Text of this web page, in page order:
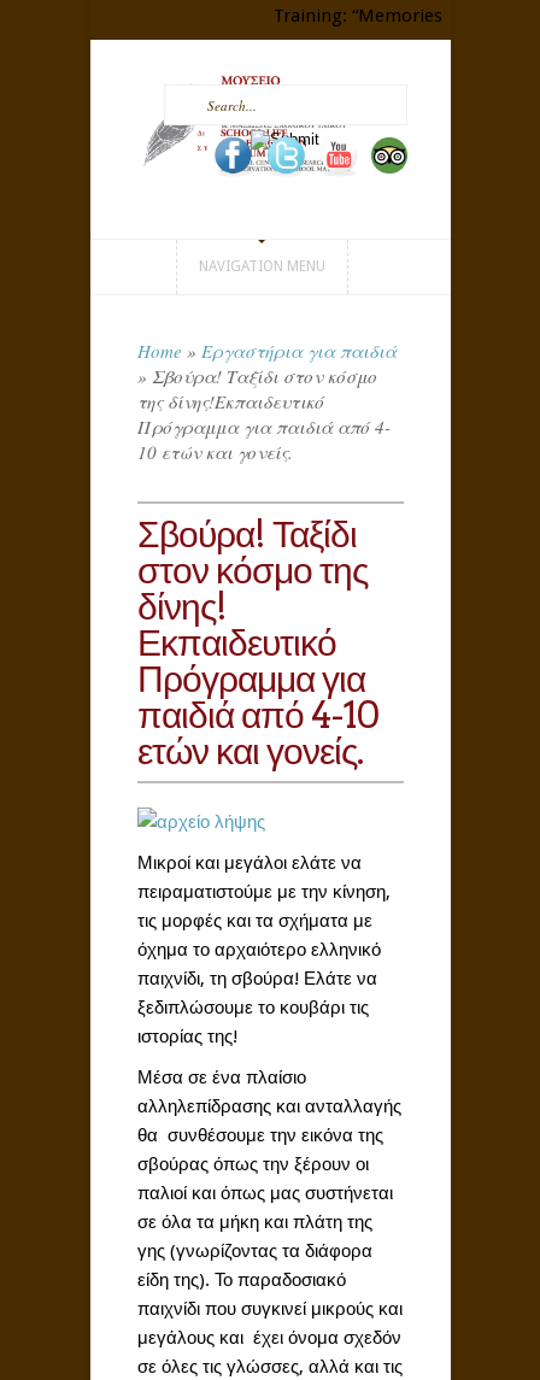
Training: “Memories that
NAVIGATION MENU
Home » Εργαστήρια για παιδιά
» Σβούρα! Ταξίδι στον κόσμο
της δίνης!Εκπαιδευτικό
Πρόγραμμα για παιδιά από 4-
10 ετών και γονείς.
Σβούρα! Ταξίδι
στον κόσμο της
δίνης!
Εκπαιδευτικό
Πρόγραμμα για
παιδιά από 4-10
ετών και γονείς.
Μικροί και μεγάλοι ελάτε να
πειραματιστούμε με την κίνηση,
τις μορφές και τα σχήματα με
όχημα το αρχαιότερο ελληνικό
παιχνίδι, τη σβούρα! Ελάτε να
ξεδιπλώσουμε το κουβάρι τις
ιστορίας της!
Μέσα σε ένα πλαίσιο
αλληλεπίδρασης και ανταλλαγής
θα συνθέσουμε την εικόνα της
σβούρας όπως την ξέρουν οι
παλιοί και όπως μας συστήνεται
σε όλα τα μήκη και πλάτη της
γης (γνωρίζοντας τα διάφορα
είδη της). Το παραδοσιακό
παιχνίδι που συγκινεί μικρούς και
μεγάλους και έχει όνομα σχεδόν
σε όλες τις γλώσσες, αλλά και τις